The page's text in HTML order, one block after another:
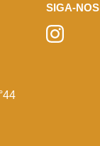
SIGA-NOS